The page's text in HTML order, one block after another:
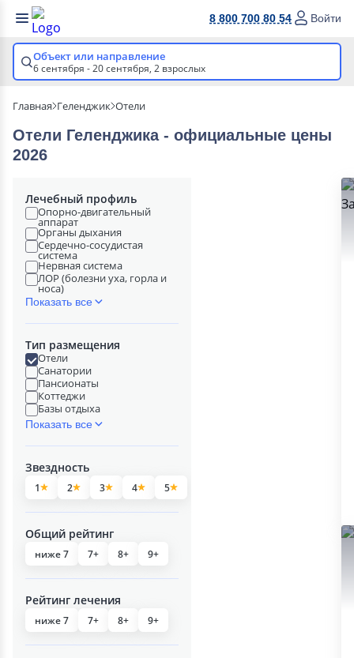
8 800 700 80 54 Войти
Объект или направление
6 сентября - 20 сентября, 2 взрослых
Главная Геленджик Отели
Отели Геленджика - официальные цены
2026
Лечебный профиль
Опорно-двигательный
аппарат
Органы дыхания
Сердечно-сосудистая
система
Нервная система
ЛОР (болезни уха, горла и
носа)
Показать все
Тип размещения
Отели
Санатории
Пансионаты
Коттеджи
Базы отдыха
Показать все
Звездность
1 2 3 4 5
Общий рейтинг
ниже 7 7+ 8+ 9+
Рейтинг лечения
ниже 7 7+ 8+ 9+